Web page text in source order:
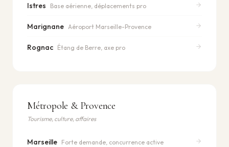
Istres Base aérienne, déplacements pro
Marignane Aéroport Marseille-Provence
Rognac Étang de Berre, axe pro
Métropole & Provence
Tourisme, culture, affaires
Marseille Forte demande, concurrence active